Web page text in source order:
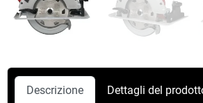
Descrizione Dettagli del